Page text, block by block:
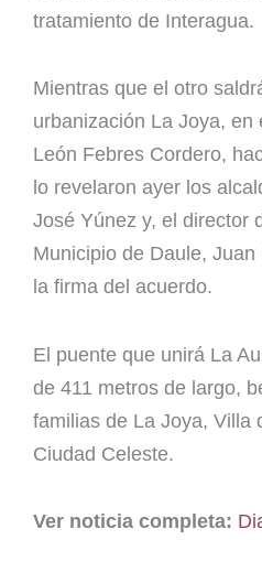
tratamiento de Interagua.
Mientras que el otro
urbanización La Joya, en
León Febres Cordero,
lo revelaron ayer los
José Yúnez y, el director
Municipio de Daule,
la firma del acuerdo.
El puente que unirá La
de 411 metros de largo,
familias de La Joya, Villa
Ciudad Celeste.
Ver noticia completa: